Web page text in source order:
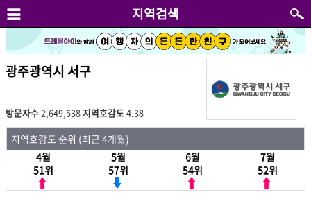
지역검색
광주광역시 서구
방문자수2,649,538지역호감도4.38
지역호감도 순위 (최근 4개월)
4월
51위
5월
57위
6월
54위
7월
52위